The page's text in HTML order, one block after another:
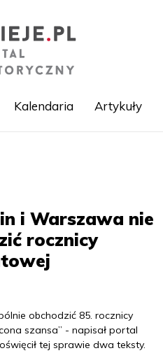
Kalendaria Artykuły
i Warszawa nie
rocznicy
obchodzić 85. rocznicy
szansa” - napisał portal
tej sprawie dwa teksty.